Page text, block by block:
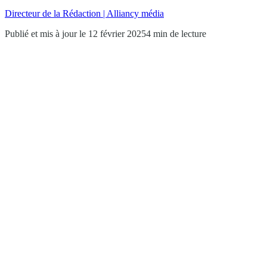
Directeur de la Rédaction | Alliancy média
Publié et mis à jour le 12 février 20254 min de lecture